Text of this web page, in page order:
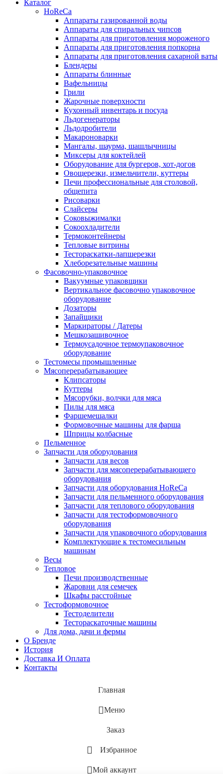
Каталог
HoReCa
Аппараты газированной воды
Аппараты для спиральных чипсов
Аппараты для приготовления мороженого
Аппараты для приготовления попкорна
Аппараты для приготовления сахарной ваты
Блендеры
Аппараты блинные
Вафельницы
Грили
Жарочные поверхности
Кухонный инвентарь и посуда
Льдогенераторы
Льдодробители
Макароноварки
Мангалы, шаурма, шашлычницы
Миксеры для коктейлей
Оборудование для бургеров, хот-догов
Овощерезки, измельчители, куттеры
Печи профессиональные для столовой,
общепита
Рисоварки
Слайсеры
Соковыжималки
Сокоохладители
Термоконтейнеры
Тепловые витрины
Тестораскатки-лапшерезки
Хлеборезательные машины
Фасовочно-упаковочное
Вакуумные упаковщики
Вертикальное фасовочно упаковочное
оборудование
Дозаторы
Запайщики
Маркираторы / Датеры
Мешкозашивочное
Термоусадочное термоупаковочное
оборудование
Тестомесы промышленные
Мясоперерабатывающее
Клипсаторы
Куттеры
Мясорубки, волчки для мяса
Пилы для мяса
Фаршемешалки
Формовочные машины для фарша
Шприцы колбасные
Пельменное
Запчасти для оборудования
Запчасти для весов
Запчасти для мясоперерабатывающего
оборудования
Запчасти для оборудования HoReCa
Запчасти для пельменного оборудования
Запчасти для теплового оборудования
Запчасти для тестоформовочного
оборудования
Запчасти для упаковочного оборудования
Комплектующие к тестомесильным
машинам
Весы
Тепловое
Печи производственные
Жаровни для семечек
Шкафы расстойные
Тестоформовочное
Тестоделители
Тестораскаточные машины
Для дома, дачи и фермы
О Бренде
История
Доставка И Оплата
Контакты
Главная
Меню
Заказ
Избранное
Мой аккаунт